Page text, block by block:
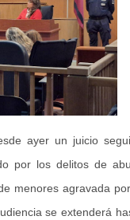
ayer un juicio
por los delitos de
menores agravada
se extenderá